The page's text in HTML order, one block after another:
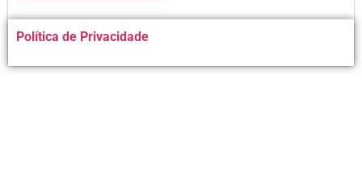
Alternative:
Política de Privacidade